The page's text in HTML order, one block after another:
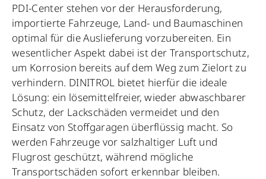
PDI-Center stehen vor der Herausforderung,
importierte Fahrzeuge, Land- und Baumaschinen
optimal für die Auslieferung vorzubereiten. Ein
wesentlicher Aspekt dabei ist der Transportschutz,
um Korrosion bereits auf dem Weg zum Zielort zu
verhindern. DINITROL bietet hierfür die ideale
Lösung: ein lösemittelfreier, wieder abwaschbarer
Schutz, der Lackschäden vermeidet und den
Einsatz von Stoffgaragen überflüssig macht. So
werden Fahrzeuge vor salzhaltiger Luft und
Flugrost geschützt, während mögliche
Transportschäden sofort erkennbar bleiben.